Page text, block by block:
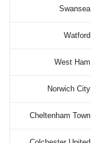
Swansea
Watford
West Ham
Norwich City
Cheltenham Town